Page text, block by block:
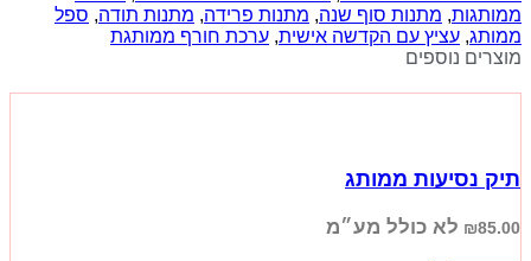
ממותגות, מתנות סוף שנה, מתנות פרידה, מתנות תודה, ספל
ממותג, עציץ עם הקדשה אישית, ערכת חורף ממותגת
מוצרים נוספים
תיק נסיעות ממותג
₪85.00 לא כולל מע״מ